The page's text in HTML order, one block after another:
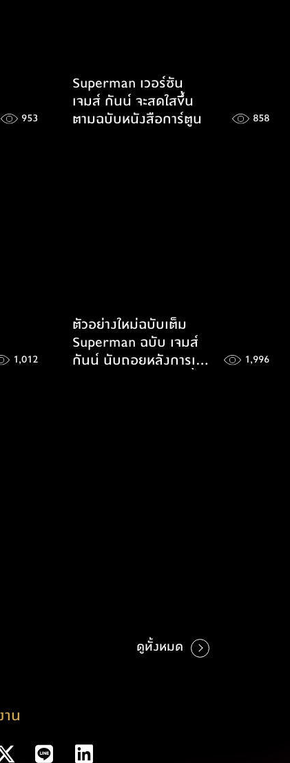
953
Superman เวอร์ชัน
เจมส์ กันน์ จะสดใสขึ้น
ตามฉบับหนังสือการ์​ตูน
858
1,012
ตัวอย่างใหม่ฉบับเต็ม
Superman ฉบับ เจมส์
กันน์ นับถอยหลังการเข้า
1,996
ดูทั้งหมด
น